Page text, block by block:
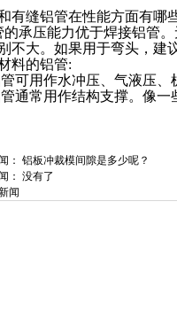
有缝铝管在性能方面有哪
的承压能力优于焊接铝管
不大。如果用于弯头，建
料的铝管:
可用作水冲压、气液压、
通常用作结构支撑。像一
： 铝板冲裁模间隙是多少呢？
： 没有了
闻